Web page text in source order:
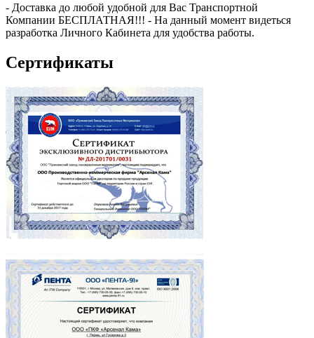
- Доставка до любой удобной для Вас Транспортной
Компании БЕСПЛАТНАЯ!!! - На данный момент видеться
разработка Личного Кабинета для удобства работы.
Сертификаты